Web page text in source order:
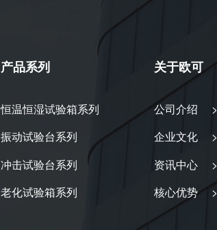
产品系列
恒温恒湿试验箱系列
振动试验台系列
冲击试验台系列
老化试验箱系列
关于欧可
公司介绍 >
企业文化 >
资讯中心 >
核心优势 >